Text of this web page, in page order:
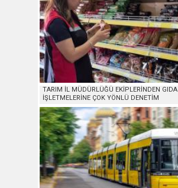
TARIM İL MÜDÜRLÜĞÜ EKİPLERİNDEN GIDA
İŞLETMELERİNE ÇOK YÖNLÜ DENETİM